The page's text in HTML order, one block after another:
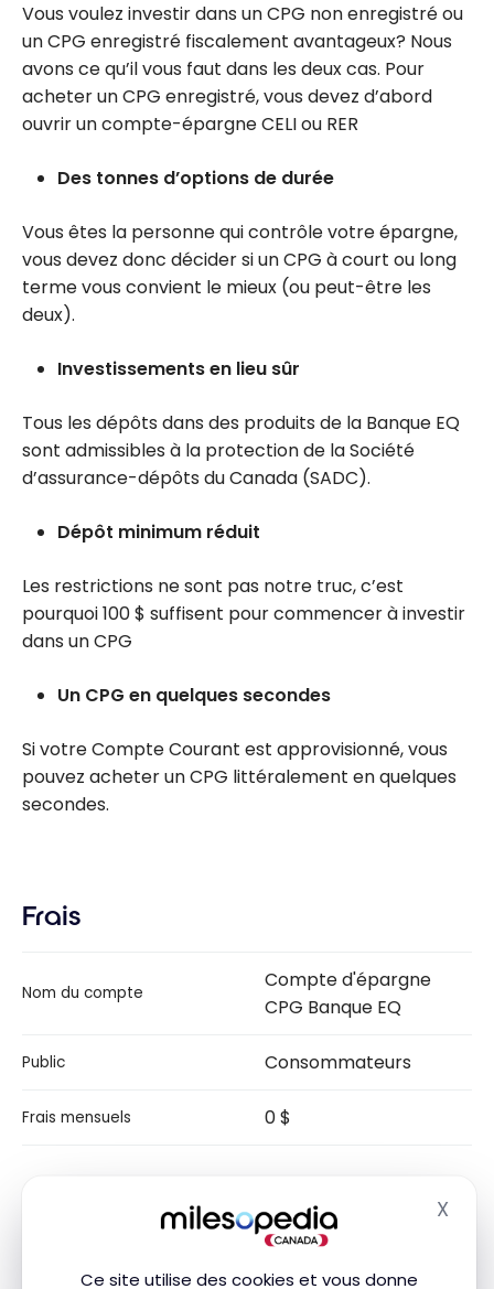
Ce site utilise des cookies et vous donne
X
Vous voulez investir dans un CPG non enregistré ou
un CPG enregistré fiscalement avantageux? Nous
avons ce qu’il vous faut dans les deux cas. Pour
acheter un CPG enregistré, vous devez d’abord
ouvrir un compte-épargne CELI ou RER
Des tonnes d’options de durée
Vous êtes la personne qui contrôle votre épargne,
vous devez donc décider si un CPG à court ou long
terme vous convient le mieux (ou peut-être les
deux).
Investissements en lieu sûr
Tous les dépôts dans des produits de la Banque EQ
sont admissibles à la protection de la Société
d’assurance-dépôts du Canada (SADC).
Dépôt minimum réduit
Les restrictions ne sont pas notre truc, c’est
pourquoi 100 $ suffisent pour commencer à investir
dans un CPG
Un CPG en quelques secondes
Si votre Compte Courant est approvisionné, vous
pouvez acheter un CPG littéralement en quelques
secondes.
Frais
Nom du compte
Compte d'épargne
CPG Banque EQ
Public Consommateurs
Frais mensuels 0 $
Le compte d’épargne CPG de la Banque EQ vous
permet d’investir dans des certificats de